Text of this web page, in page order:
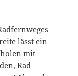
lässt ein
mit
Rad